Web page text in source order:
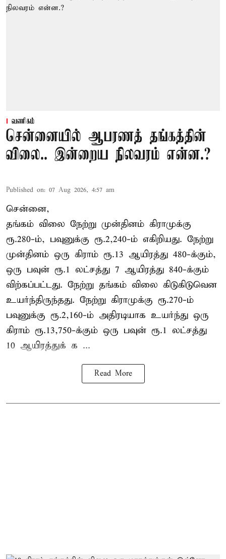
வணிகம்
சென்னையில் ஆபரணத் தங்கத்தின்
விலை.. இன்றைய நிலவரம் என்ன.?
Published on: 07 Aug 2026, 4:57 am
சென்னை,
தங்கம் விலை நேற்று முன்தினம் கிராமுக்கு
ரூ.280-ம், பவுனுக்கு ரூ.2,240-ம் எகிறியது. நேற்று
முன்தினம் ஒரு கிராம் ரூ.13 ஆயிரத்து 480-க்கும்,
ஒரு பவுன் ரூ.1 லட்சத்து 7 ஆயிரத்து 840-க்கும்
விற்கப்பட்டது. நேற்று தங்கம் விலை கிடுகிடுவென
உயர்ந்திருந்தது. நேற்று கிராமுக்கு ரூ.270-ம்
பவுனுக்கு ரூ.2,160-ம் அதிரடியாக உயர்ந்து ஒரு
கிராம் ரூ.13,750-க்கும் ஒரு பவுன் ரூ.1 லட்சத்து
10 ஆயிரத்துக் க ...
Read More